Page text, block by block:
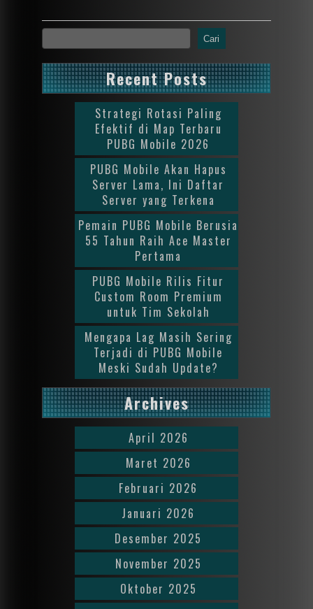
Cari
Recent Posts
Strategi Rotasi Paling
Efektif di Map Terbaru
PUBG Mobile 2026
PUBG Mobile Akan Hapus
Server Lama, Ini Daftar
Server yang Terkena
Pemain PUBG Mobile Berusia
55 Tahun Raih Ace Master
Pertama
PUBG Mobile Rilis Fitur
Custom Room Premium
untuk Tim Sekolah
Mengapa Lag Masih Sering
Terjadi di PUBG Mobile
Meski Sudah Update?
Archives
April 2026
Maret 2026
Februari 2026
Januari 2026
Desember 2025
November 2025
Oktober 2025